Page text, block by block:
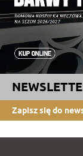
Zapisz się do